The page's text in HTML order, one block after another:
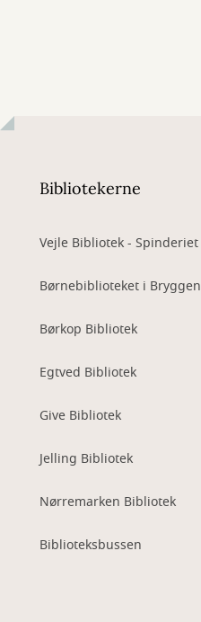
Bibliotekerne
Vejle Bibliotek - Spinderiet
Børnebiblioteket i Bryggen
Børkop Bibliotek
Egtved Bibliotek
Give Bibliotek
Jelling Bibliotek
Nørremarken Bibliotek
Biblioteksbussen